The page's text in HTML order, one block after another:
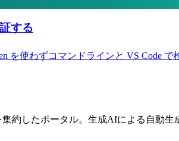
する
を使わずコマンドラインと VS Code で
約したポータル。生成AIによる自動生